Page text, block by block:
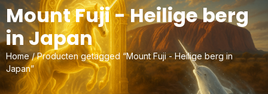
Mount Fuji - Heilige berg
in Japan
Home/ Producten getagged “Mount Fuji - Heilige berg in
Japan”